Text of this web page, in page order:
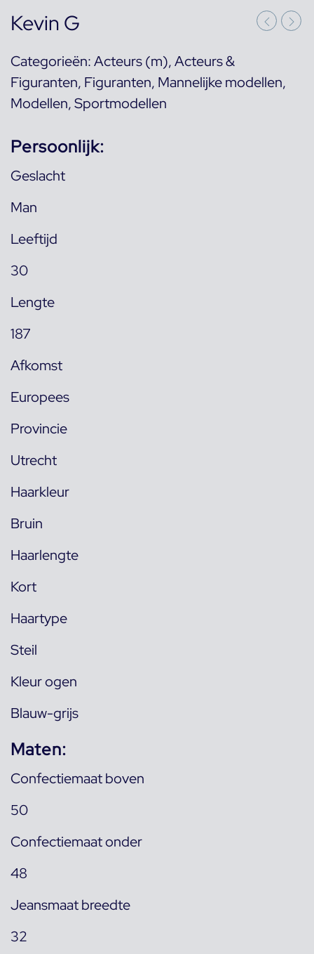
Kevin G
Categorieën:Acteurs (m),Acteurs &
Figuranten, Figuranten, Mannelijke modellen,
Modellen,Sportmodellen
Persoonlijk:
Geslacht
Man
Leeftijd
30
Lengte
187
Afkomst
Europees
Provincie
Utrecht
Haarkleur
Bruin
Haarlengte
Kort
Haartype
Steil
Kleur ogen
Blauw-grijs
Maten:
Confectiemaat boven
50
Confectiemaat onder
48
Jeansmaat breedte
32